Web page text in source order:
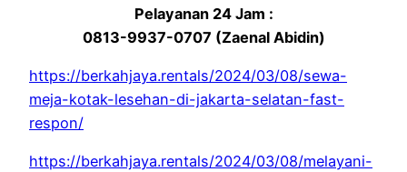
Pelayanan 24 Jam :
0813-9937-0707 (Zaenal Abidin)
https://berkahjaya.rentals/2024/03/08/sewa-
meja-kotak-lesehan-di-jakarta-selatan-fast-
respon/
https://berkahjaya.rentals/2024/03/08/melayani-